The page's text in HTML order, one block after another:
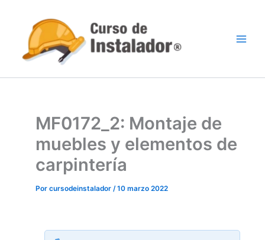
contenido
MF0172_2: Montaje de
muebles y elementos de
carpintería
Por cursodeinstalador /10 marzo 2022